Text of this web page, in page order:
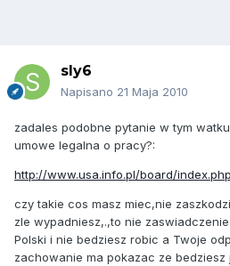
sly6
Napisano 21 Maja 2010
zadales podobne pytanie w tym
umowe legalna o pracy?:
http://www.usa.info.pl/board/
czy takie cos masz miec,nie
zle wypadniesz,.,to nie
Polski i nie bedziesz robic a Twoje
zachowanie ma pokazac ze